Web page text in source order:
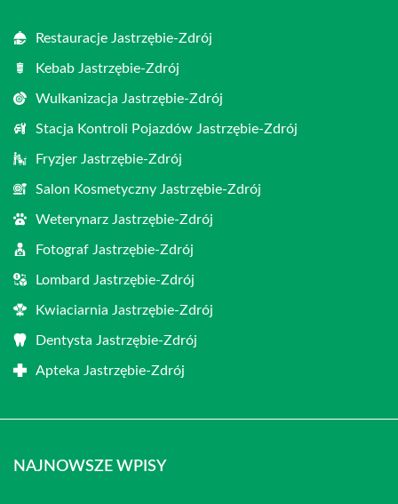
Restauracje Jastrzębie-Zdrój
Kebab Jastrzębie-Zdrój
Wulkanizacja Jastrzębie-Zdrój
Stacja Kontroli Pojazdów Jastrzębie-Zdrój
Fryzjer Jastrzębie-Zdrój
Salon Kosmetyczny Jastrzębie-Zdrój
Weterynarz Jastrzębie-Zdrój
Fotograf Jastrzębie-Zdrój
Lombard Jastrzębie-Zdrój
Kwiaciarnia Jastrzębie-Zdrój
Dentysta Jastrzębie-Zdrój
Apteka Jastrzębie-Zdrój
NAJNOWSZE WPISY